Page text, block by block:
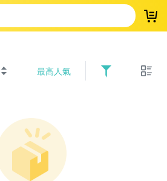
登
最高人氣